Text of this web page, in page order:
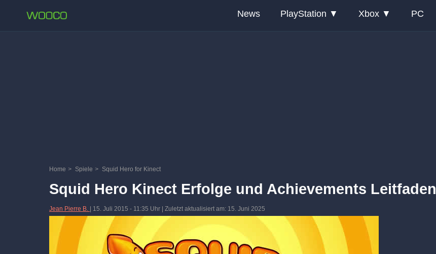
News PlayStation Xbox PC
Home > Spiele > Squid Hero for Kinect
Squid Hero Kinect Erfolge und Achievements Leitfaden
Jean Pierre B. 15. Juli 2015 - 11:35 Uhr | Zuletzt aktualisiert am: 15. Juni 2025